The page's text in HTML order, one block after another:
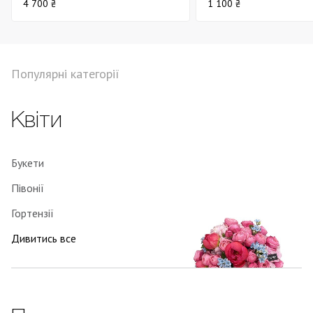
4 700 ₴ 1 100 ₴
Популярні категорії
Квіти
Букети
Півонії
Гортензії
Дивитись все